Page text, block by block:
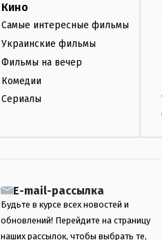
Кино
Самые интересные фильмы
Украинские фильмы
Фильмы на вечер
Комедии
Сериалы
E-mail-рассылка
Будьте в курсе всех новостей и
обновлений! Перейдите на страницу
наших рассылок, чтобы выбрать те,